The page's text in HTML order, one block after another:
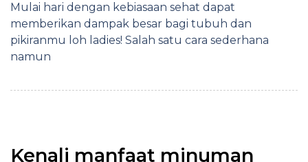
Mulai hari dengan kebiasaan sehat dapat
memberikan dampak besar bagi tubuh dan
pikiranmu loh ladies! Salah satu cara sederhana
namun
Kenali manfaat minuman